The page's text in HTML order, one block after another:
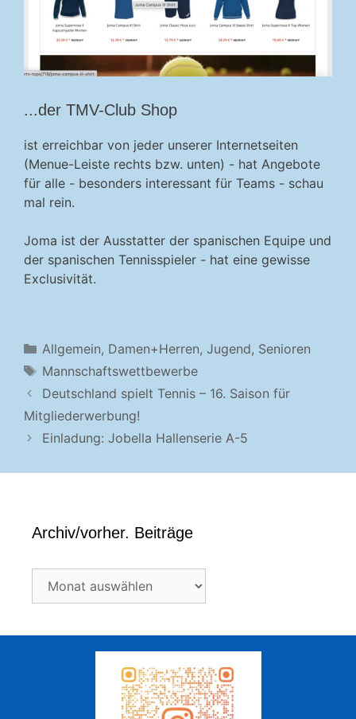
...der TMV-Club Shop
ist erreichbar von jeder unserer Internetseiten
(Menue-Leiste rechts bzw. unten) - hat Angebote
für alle - besonders interessant für Teams - schau
mal rein.
Joma ist der Ausstatter der spanischen Equipe und
der spanischen Tennisspieler - hat eine gewisse
Exclusivität.
Kategorien
Allgemein, Damen+Herren, Jugend, Senioren
Schlagwörter
Mannschaftswettbewerbe
Deutschland spielt Tennis – 16. Saison für
Mitgliederwerbung!
Einladung: Jobella Hallenserie A-5
Archiv/vorher. Beiträge
Beiträge